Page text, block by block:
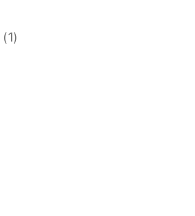
(1)